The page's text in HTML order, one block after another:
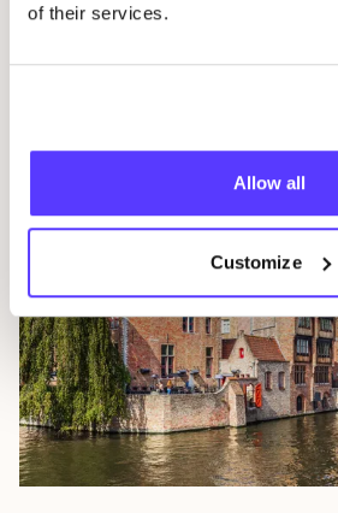
of their services.
Allow all
Customize